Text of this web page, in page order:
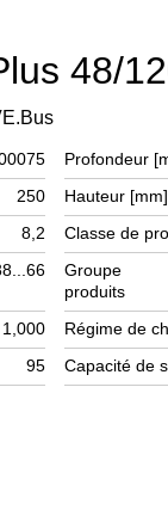
48/
Profondeur
250 Hauteur [mm]
8,2 Classe de
Groupe
produits
1,000 Régime de
95 Capacité de